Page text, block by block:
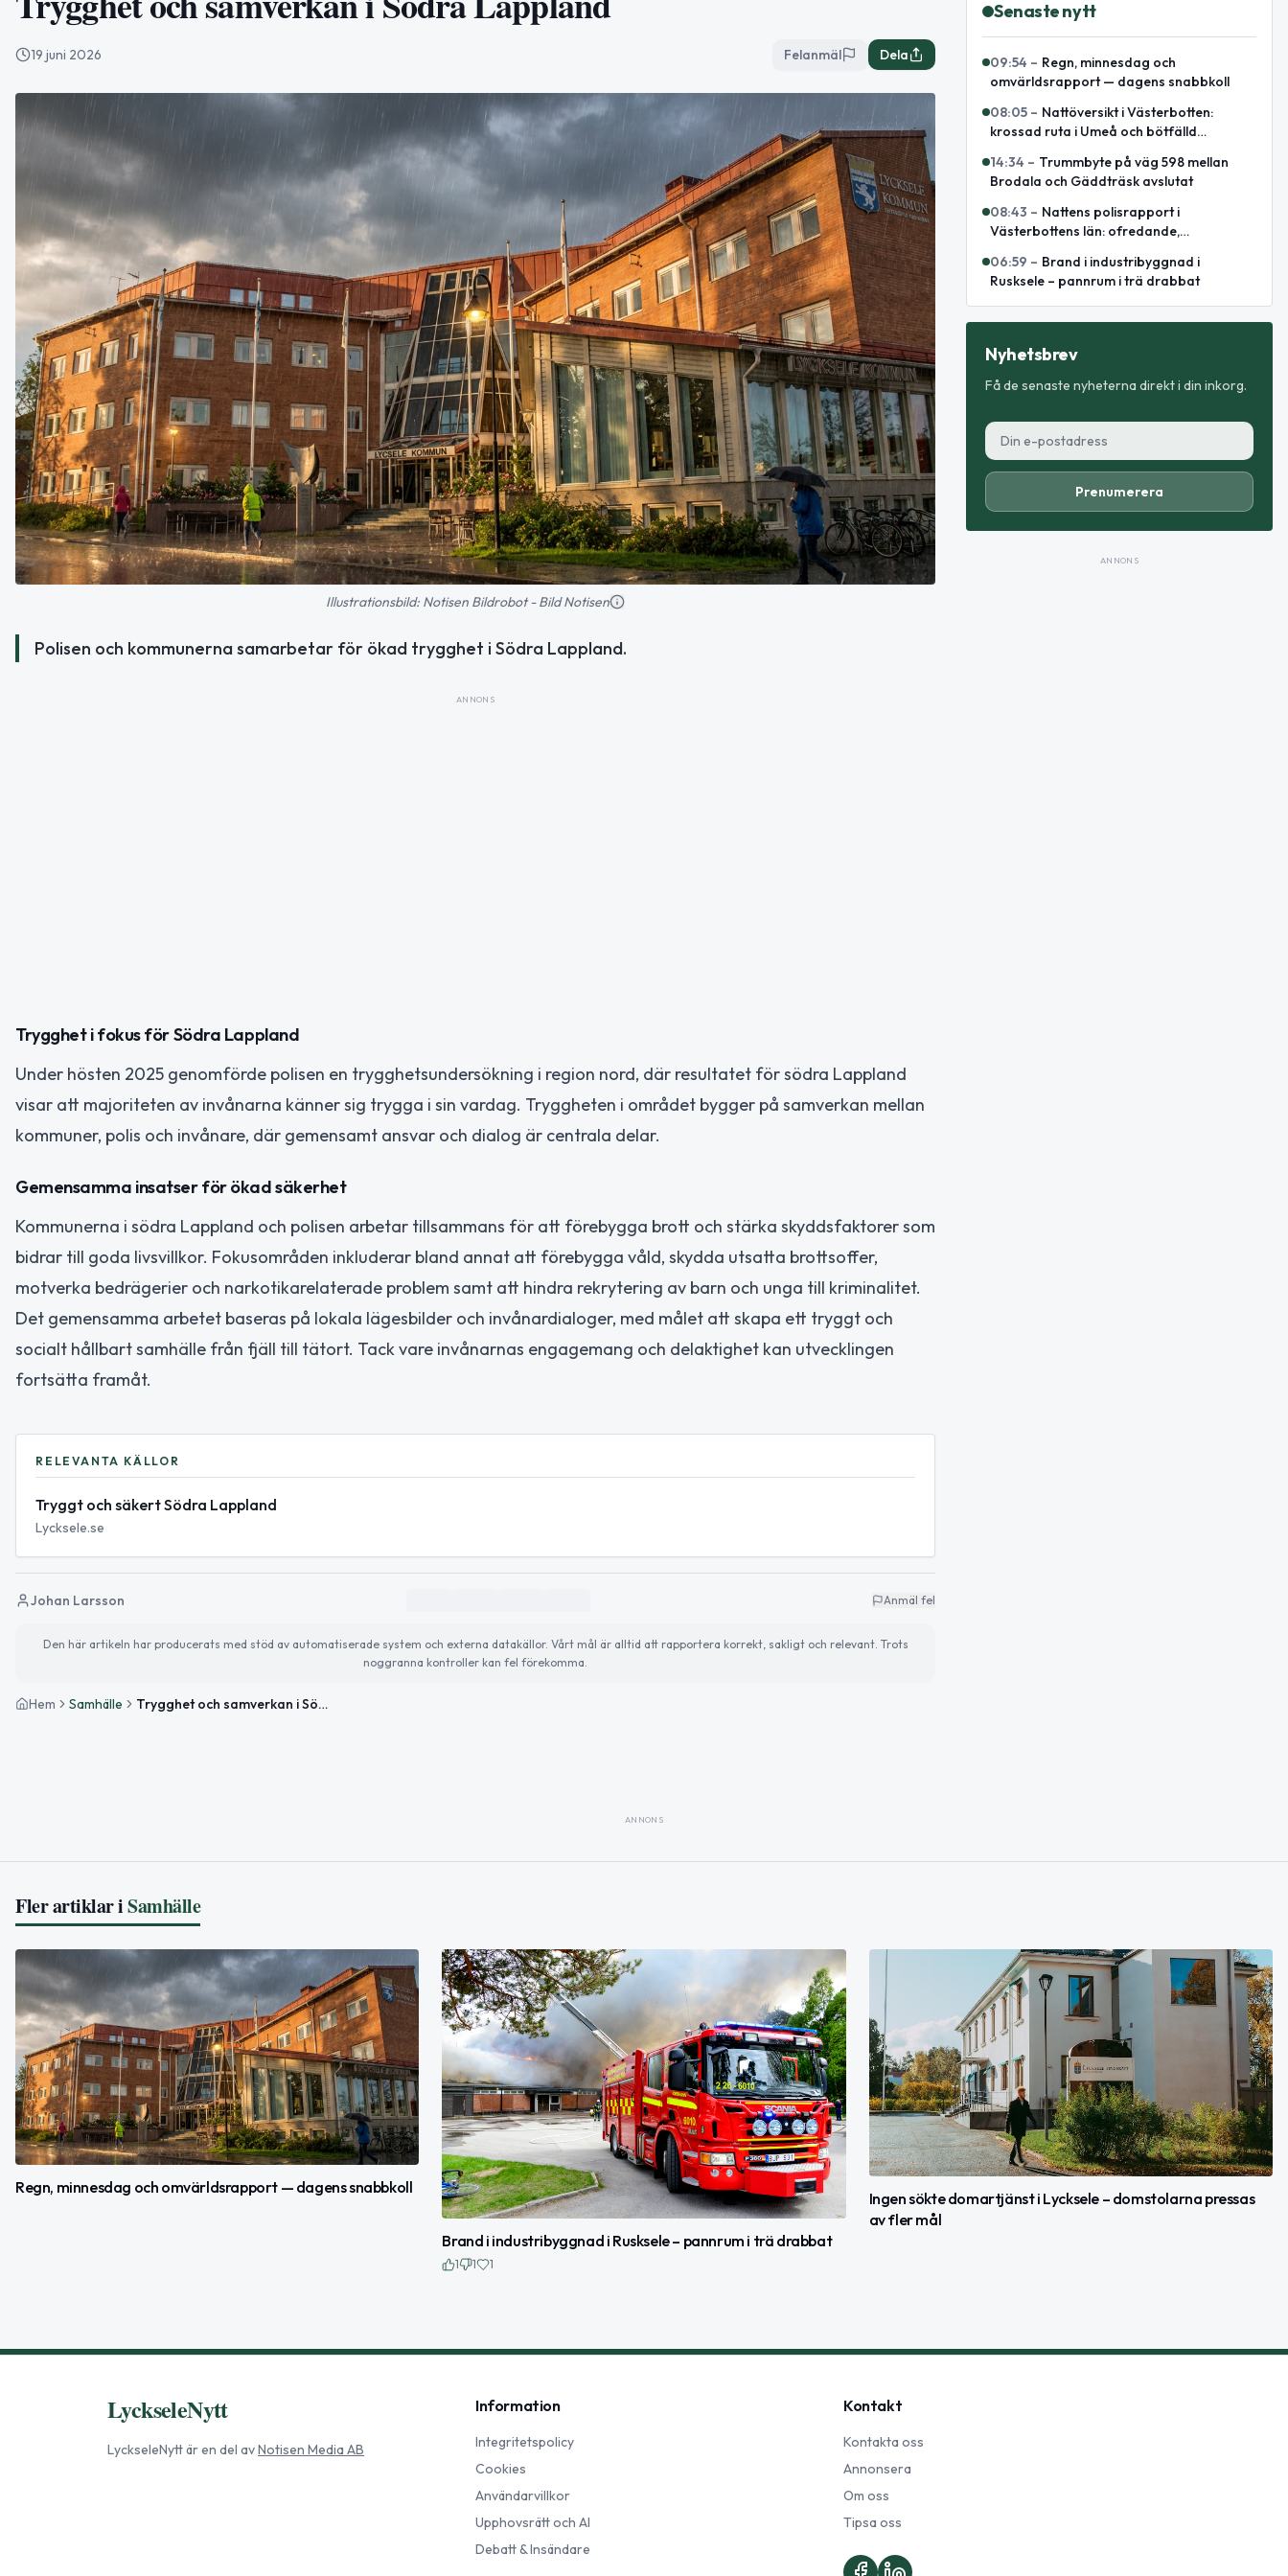
19 juni 2026 Felanmäl Dela
Illustrationsbild: Notisen Bildrobot - Bild Notisen
Polisen och kommunerna samarbetar för ökad trygghet i Södra Lappland.
ANNONS
Trygghet i fokus för Södra Lappland
Under hösten 2025 genomförde polisen en trygghetsundersökning i region nord, där resultatet för södra Lappland
visar att majoriteten av invånarna känner sig trygga i sin vardag. Tryggheten i området bygger på samverkan mellan
kommuner, polis och invånare, där gemensamt ansvar och dialog är centrala delar.
Gemensamma insatser för ökad säkerhet
Kommunerna i södra Lappland och polisen arbetar tillsammans för att förebygga brott och stärka skyddsfaktorer som
bidrar till goda livsvillkor. Fokusområden inkluderar bland annat att förebygga våld, skydda utsatta brottsoffer,
motverka bedrägerier och narkotikarelaterade problem samt att hindra rekrytering av barn och unga till kriminalitet.
Det gemensamma arbetet baseras på lokala lägesbilder och invånardialoger, med målet att skapa ett tryggt och
socialt hållbart samhälle från fjäll till tätort. Tack vare invånarnas engagemang och delaktighet kan utvecklingen
fortsätta framåt.
RELEVANTA KÄLLOR
Tryggt och säkert Södra Lappland
Lycksele.se
Johan Larsson Anmäl fel
Den här artikeln har producerats med stöd av automatiserade system och externa datakällor. Vårt mål är alltid att rapportera korrekt, sakligt och relevant. Trots
noggranna kontroller kan fel förekomma.
Hem Samhälle Trygghet och samverkan i Södra Lappland
Senaste nytt
09:54 – Regn, minnesdag och
omvärldsrapport — dagens snabbkoll
08:05 – Nattöversikt i Västerbotten:
krossad ruta i Umeå och bötfälld
14:34 – Trummbyte på väg 598 mellan
Brodala och Gäddträsk avslutat
08:43 – Nattens polisrapport i
Västerbottens län: ofredande,
06:59 – Brand i industribyggnad i
Rusksele – pannrum i trä drabbat
Nyhetsbrev
Få de senaste nyheterna direkt i din inkorg.
Prenumerera
ANNONS
ANNONS
Fler artiklar iSamhälle
Regn, minnesdag och omvärldsrapport — dagens snabbkoll
Brand i industribyggnad i Rusksele – pannrum i trä drabbat
1 1 1
Ingen sökte domartjänst i Lycksele – domstolarna pressas
av fler mål
LyckseleNytt
LyckseleNyttär en del avNotisen Media AB
Information
Integritetspolicy
Cookies
Användarvillkor
Upphovsrätt och AI
Debatt & Insändare
Kontakt
Kontakta oss
Annonsera
Om oss
Tipsa oss